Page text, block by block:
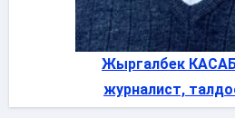
Жыргалбек
журналист,